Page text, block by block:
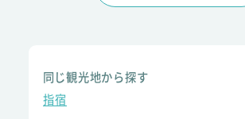
同じ観光地から探す
指宿